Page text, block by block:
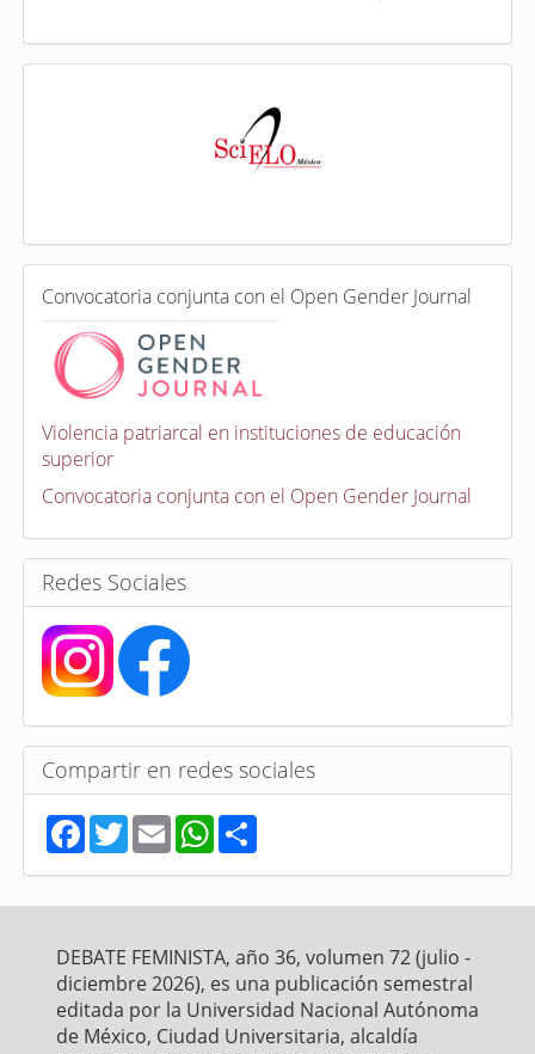
a
e
n
C
o
o
a
t
o
r
a
s
Convocatoria conjunta con el Open Gender Journal
Violencia patriarcal en instituciones de educación
superior
Convocatoria conjunta con el Open Gender Journal
Redes Sociales
Compartir en redes sociales
F
a
c
e
b
k
T
w
t
t
E
m
a
i
l
W
h
a
t
s
p
S
h
r
e
DEBATE FEMINISTA, año 36, volumen 72 (julio -
diciembre 2026), es una publicación semestral
editada por la Universidad Nacional Autónoma
de México, Ciudad Universitaria, alcaldía